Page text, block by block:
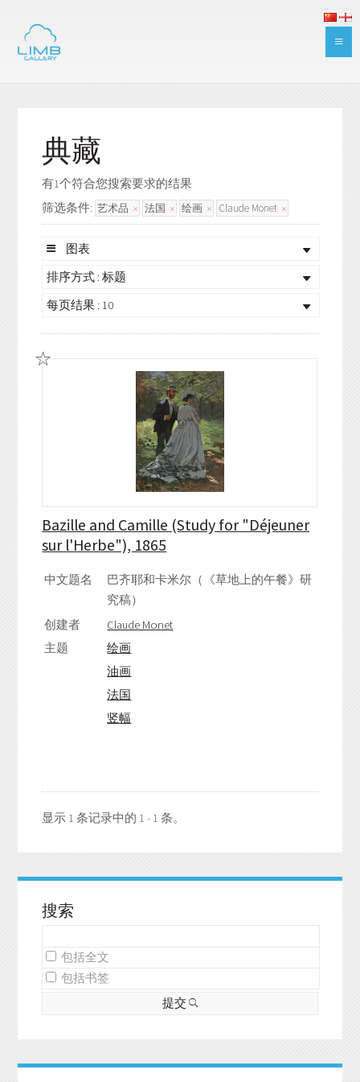
典藏
有1个符合您搜索要求的结果
筛选条件: 艺术品 法国 绘画 Claude Monet
图表
排序方式 : 标题
每页结果 : 10
Bazille and Camille (Study for "Déjeuner
sur l'Herbe"), 1865
中文题名
巴齐耶和卡米尔（《草地上的午餐》研
究稿）
创建者
Claude Monet
主题
绘画
油画
法国
竖幅
显示 1 条记录中的 1 - 1 条。
搜索
包括全文
包括书签
提交